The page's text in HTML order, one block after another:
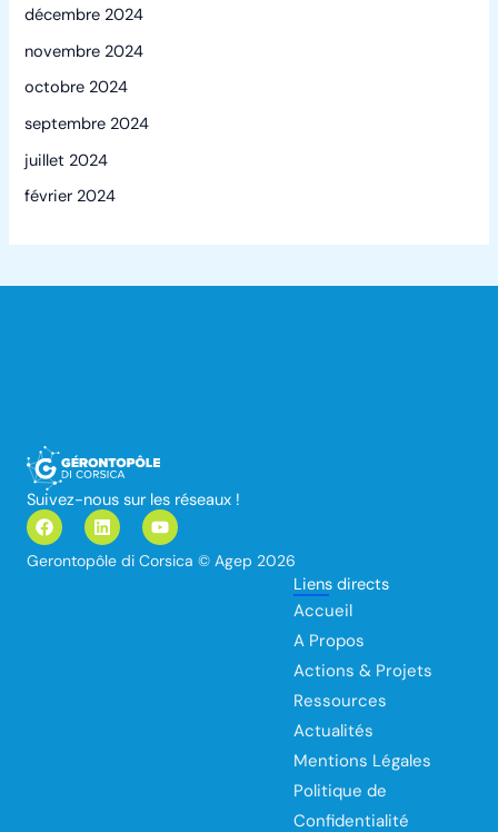
décembre 2024
novembre 2024
octobre 2024
septembre 2024
juillet 2024
février 2024
Suivez-nous sur les réseaux !
F
a
c
e
L
i
n
k
Y
o
u
t
Gerontopôle di Corsica © Agep 2026
Liens directs
Accueil
A Propos
Actions & Projets
Ressources
Actualités
Mentions Légales
Politique de
Confidentialité